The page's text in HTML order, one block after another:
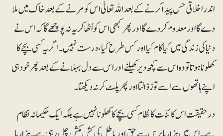
اندر اخلاقی حس پیدا کرنے کے بعد اللہ تعالیٰ اس کو مرنے کے بعد خاک میں ملا
دے گا اور معدوم کردے گا اور پھر کبھی اس کو اُٹھا کر یہ نہ پوچھے گا کہ اس نے
دنیا کی زندگی میں کیا کام کیا اور کس طرح کیا، درست نہیں۔ اگر یہ کسی بچے کا
کھلونا ہوتا تو وہ اس سے کچھ دیر کھیلنے اور اس سے دل بہلانے کے بعد پھر خود ہی
اپنے ہاتھوں سے اسے توڑ ڈالتا اور پھر پلٹ کر نہ دیکھتا۔
درحقیقت اس کائنات کا نظام کسی بچے کا کھلونا نہیں ہے بلکہ ایک حکیمانہ نظام